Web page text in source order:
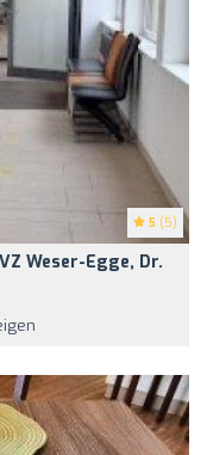
5 (5)
Weser-Egge, Dr.